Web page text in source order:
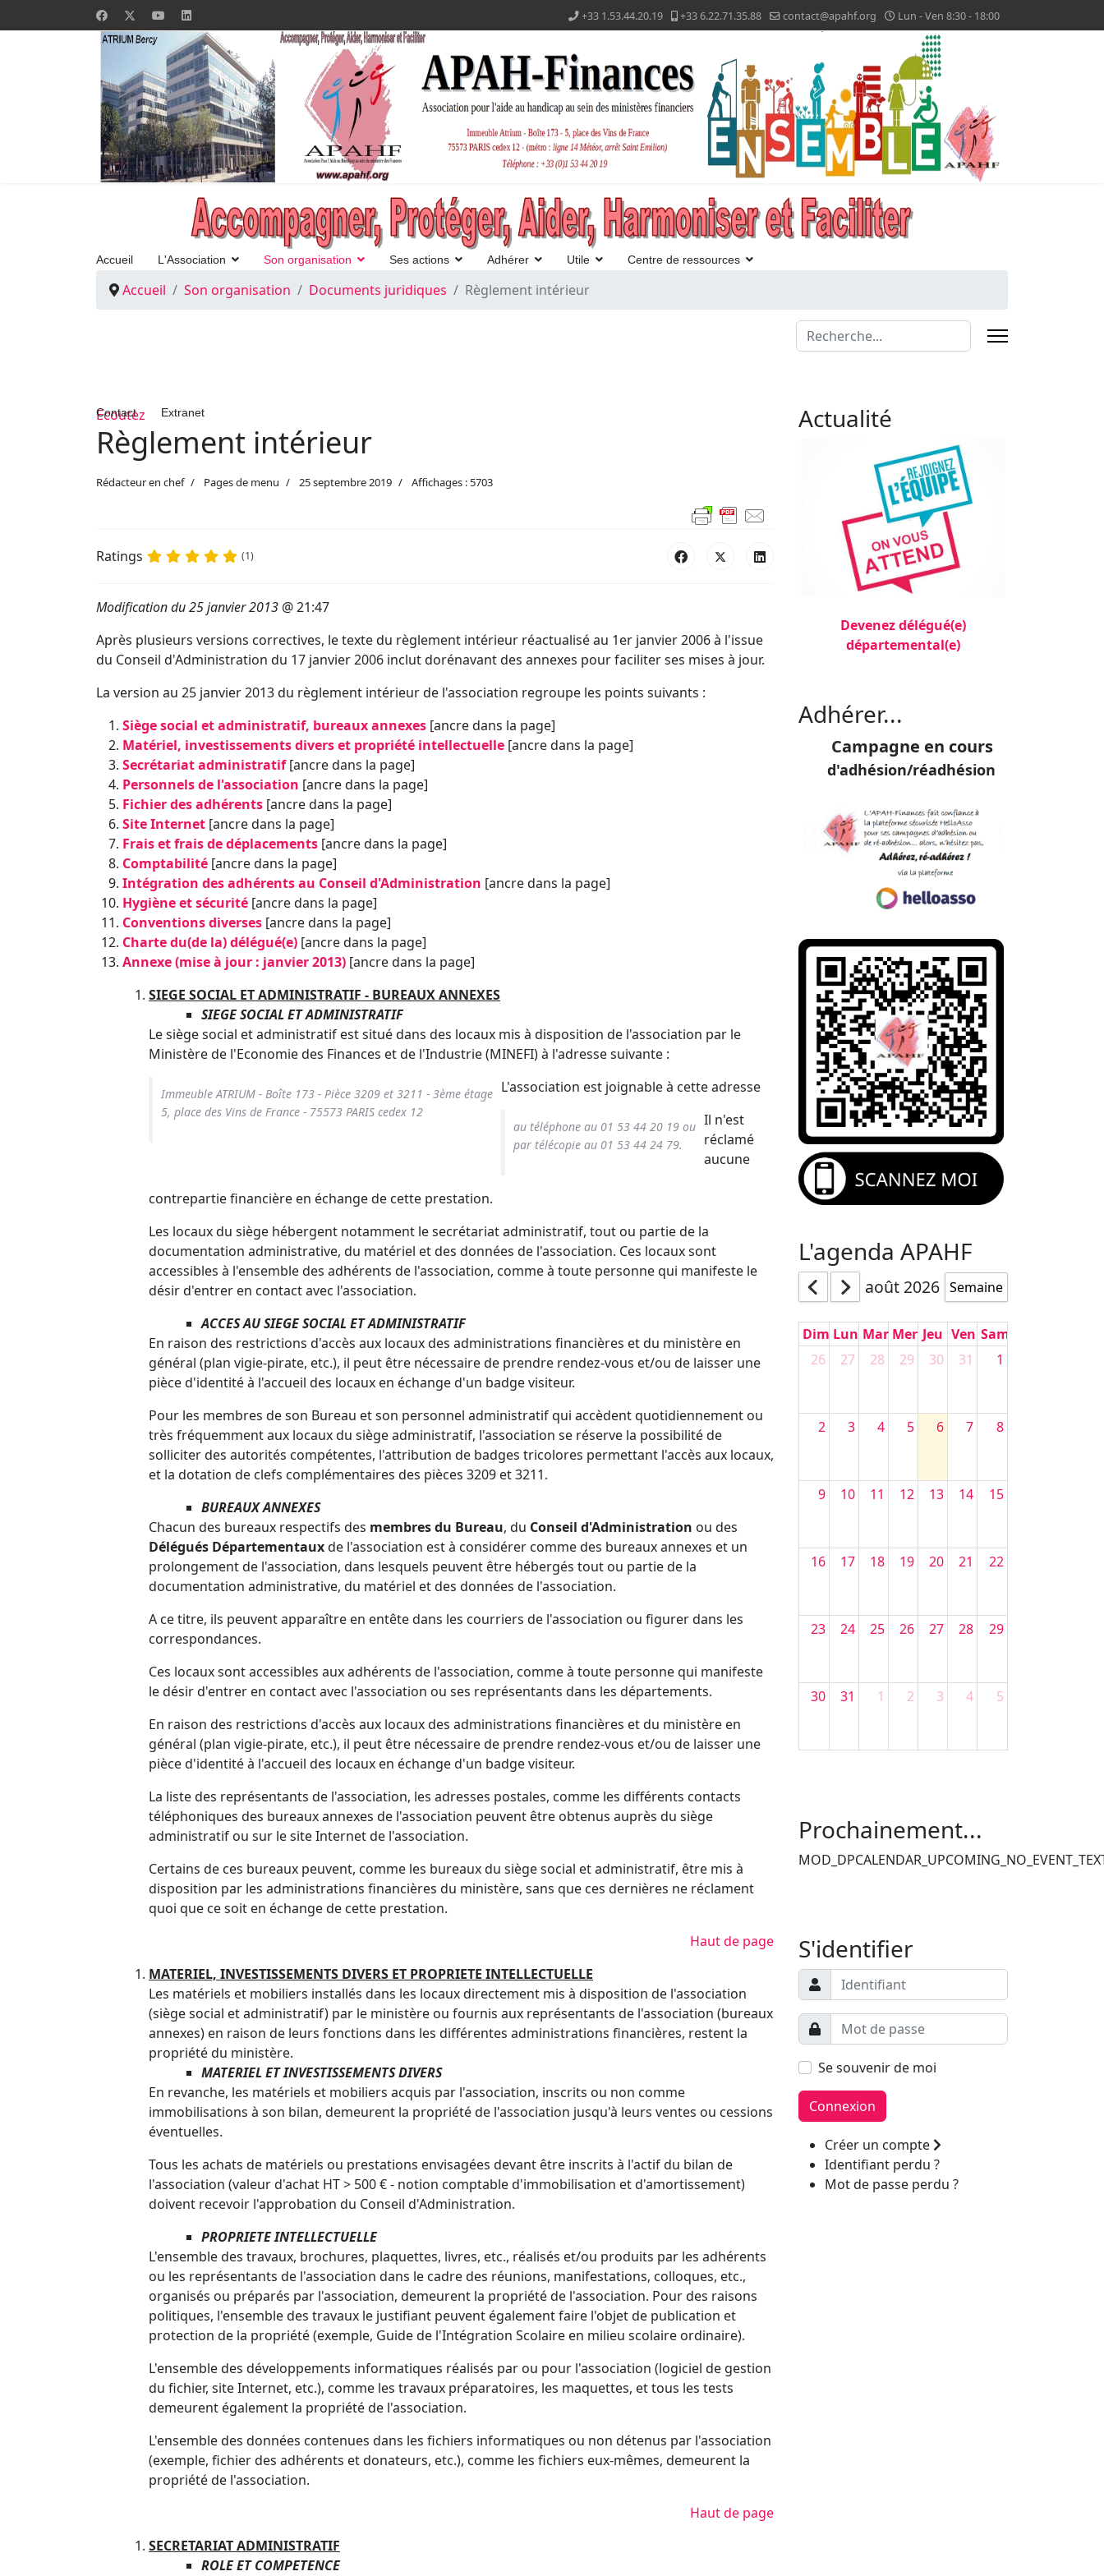
+33 1.53.44.20.19 +33 6.22.71.35.88 contact@apahf.org Lun - Ven 8:30 - 18:00
Accueil L'Association Son organisation Ses actions Adhérer Utile Centre de ressources
Contact Extranet
Valider
Accueil Son organisation Documents juridiques Règlement intérieur
Ecoutez
Règlement intérieur
Rédacteur en chef Pages de menu 25 septembre 2019 Affichages : 5703
Ratings (1)
Modification du 25 janvier 2013 @ 21:47
Après plusieurs versions correctives, le texte du règlement intérieur réactualisé au 1er janvier 2006 à l'issue
du Conseil d'Administration du 17 janvier 2006 inclut dorénavant des annexes pour faciliter ses mises à jour.
La version au 25 janvier 2013 du règlement intérieur de l'association regroupe les points suivants :
Siège social et administratif, bureaux annexes [ancre dans la page]
Matériel, investissements divers et propriété intellectuelle [ancre dans la page]
Secrétariat administratif[ancre dans la page]
Personnels de l'association [ancre dans la page]
Fichier des adhérents [ancre dans la page]
Site Internet [ancre dans la page]
Frais et frais de déplacements [ancre dans la page]
Comptabilité [ancre dans la page]
Intégration des adhérents au Conseil d'Administration [ancre dans la page]
Hygiène et sécurité [ancre dans la page]
Conventions diverses [ancre dans la page]
Charte du(de la) délégué(e) [ancre dans la page]
Annexe (mise à jour : janvier 2013) [ancre dans la page]
SIEGE SOCIAL ET ADMINISTRATIF - BUREAUX ANNEXES
SIEGE SOCIAL ET ADMINISTRATIF
Le siège social et administratif est situé dans des locaux mis à disposition de l'association par le
Ministère de l'Economie des Finances et de l'Industrie (MINEFI) à l'adresse suivante :
Immeu­ble ATRIUM - Boîte 173 - Pièce 3209 et 3211 - 3ème étage
5, place des Vins de France - 75573 PARIS cedex 12
L'association est joignable à cette adresse
au téléphone au 01 53 44 20 19 ou
par télécopie au 01 53 44 24 79.
Il n'est
réclamé
aucune
contrepartie financière en échange de cette prestation.
Les locaux du siège hébergent notamment le secrétariat administratif, tout ou partie de la
documentation administrative, du matériel et des données de l'association. Ces locaux sont
accessibles à l'ensemble des adhérents de l'association, comme à toute personne qui manifeste le
désir d'entrer en contact avec l'association.
ACCES AU SIEGE SOCIAL ET ADMINISTRATIF
En raison des restrictions d'accès aux locaux des administrations financières et du ministère en
général (plan vigie-pirate, etc.), il peut être nécessaire de prendre rendez-vous et/ou de laisser une
pièce d'identité à l'accueil des locaux en échange d'un badge visiteur.
Pour les membres de son Bureau et son personnel administratif qui accèdent quotidiennement ou
très fréquemment aux locaux du siège administratif, l'association se réserve la possibilité de
solliciter des autorités compétentes, l'attribution de badges tricolores permettant l'accès aux locaux,
et la dotation de clefs complémentaires des pièces 3209 et 3211.
BUREAUX ANNEXES
Chacun des bureaux respectifs des membres du Bureau, du Conseil d'Administration ou des
Délégués Départementauxde l'association est à considérer comme des bureaux annexes et un
prolongement de l'association, dans lesquels peuvent être hébergés tout ou partie de la
documentation administrative, du matériel et des données de l'association.
A ce titre, ils peuvent apparaître en entête dans les courriers de l'association ou figurer dans les
correspondances.
Ces locaux sont accessibles aux adhérents de l'association, comme à toute personne qui manifeste
le désir d'entrer en contact avec l'association ou ses représentants dans les départements.
En raison des restrictions d'accès aux locaux des administrations financières et du ministère en
général (plan vigie-pirate, etc.), il peut être nécessaire de prendre rendez-vous et/ou de laisser une
pièce d'identité à l'accueil des locaux en échange d'un badge visiteur.
La liste des représentants de l'association, les adresses postales, comme les différents contacts
téléphoniques des bureaux annexes de l'association peuvent être obtenus auprès du siège
administratif ou sur le site Internet de l'association.
Certains de ces bureaux peuvent, comme les bureaux du siège social et administratif, être mis à
disposition par les administrations financières du ministère, sans que ces dernières ne réclament
quoi que ce soit en échange de cette prestation.
Haut de page
MATERIEL, INVESTISSEMENTS DIVERS ET PROPRIETE INTELLECTUELLE
Les matériels et mobiliers installés dans les locaux directement mis à disposition de l'association
(siège social et administratif) par le ministère ou fournis aux représentants de l'association (bureaux
annexes) en raison de leurs fonctions dans les différentes administrations financières, restent la
propriété du ministère.
MATERIEL ET INVESTISSEMENTS DIVERS
En revanche, les matériels et mobiliers acquis par l'association, inscrits ou non comme
immobilisations à son bilan, demeurent la propriété de l'association jusqu'à leurs ventes ou cessions
éventuelles.
Tous les achats de matériels ou prestations envisagées devant être inscrits à l'actif du bilan de
l'association (valeur d'achat HT > 500 € - notion comptable d'immobilisation et d'amortissement)
doivent recevoir l'approbation du Conseil d'Administration.
PROPRIETE INTELLECTUELLE
L'ensemble des travaux, brochures, plaquettes, livres, etc., réalisés et/ou produits par les adhérents
ou les représentants de l'association dans le cadre des réunions, manifestations, colloques, etc.,
organisés ou préparés par l'association, demeurent la propriété de l'association. Pour des raisons
politiques, l'ensemble des travaux le justifiant peuvent également faire l'objet de publication et
protection de la propriété (exemple, Guide de l'Intégration Scolaire en milieu scolaire ordinaire).
L'ensemble des développements informatiques réalisés par ou pour l'association (logiciel de gestion
du fichier, site Internet, etc.), comme les travaux préparatoires, les maquettes, et tous les tests
demeurent également la propriété de l'association.
L'ensemble des données contenues dans les fichiers informatiques ou non détenus par l'association
(exemple, fichier des adhérents et donateurs, etc.), comme les fichiers eux-mêmes, demeurent la
propriété de l'association.
Haut de page
SECRETARIAT ADMINISTRATIF
ROLE ET COMPETENCE
Actualité
Devenez délégué(e)
départemental(e)
Adhérer...
Campagne en cours
d'adhésion/réadhésion
L'agenda APAHF
août 2026 Semaine
Dim Lun Mar Mer Jeu Ven Sam
26
27 28 29 30 31 1
2 3 4 5 6 7 8
9 10 11 12 13 14 15
16 17 18 19 20 21 22
23 24 25 26 27 28 29
30 31 1 2 3 4 5
Prochainement...
S'identifier
Se souvenir de moi
Connexion
Créer un compte
Identifiant perdu ?
Mot de passe perdu ?